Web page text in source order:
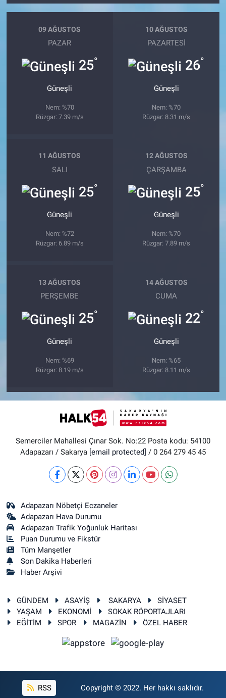
09 AĞUSTOS
PAZAR
25°
Güneşli
Nem: %70
Rüzgar: 7.39 m/s
10 AĞUSTOS
PAZARTESI
26°
Güneşli
Nem: %70
Rüzgar: 8.31 m/s
11 AĞUSTOS
SALI
25°
Güneşli
Nem: %72
Rüzgar: 6.89 m/s
12 AĞUSTOS
ÇARŞAMBA
25°
Güneşli
Nem: %70
Rüzgar: 7.89 m/s
13 AĞUSTOS
PERŞEMBE
25°
Güneşli
Nem: %69
Rüzgar: 8.19 m/s
14 AĞUSTOS
CUMA
22°
Güneşli
Nem: %65
Rüzgar: 8.11 m/s
Semerciler Mahallesi Çınar Sok. No:22 Posta kodu: 54100
Adapazarı / Sakarya [email protected] / 0 264 279 45 45
Adapazarı Nöbetçi Eczaneler
Adapazarı Hava Durumu
Adapazarı Trafik Yoğunluk Haritası
Puan Durumu ve Fikstür
Tüm Manşetler
Son Dakika Haberleri
Haber Arşivi
GÜNDEM ASAYİŞ SAKARYA
SİYASET
YAŞAM
EKONOMİ
SOKAK RÖPORTAJLARI
EĞİTİM
SPOR MAGAZİN ÖZEL HABER
RSS Copyright © 2022. Her hakkı saklıdır.